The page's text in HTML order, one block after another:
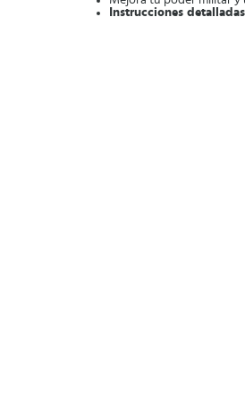
Instrucciones detalladas